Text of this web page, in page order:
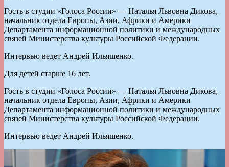
Гость в студии «Голоса России» — Наталья Львовна Дикова,
начальник отдела Европы, Азии, Африки и Америки
Департамента информационной политики и международных
связей Министерства культуры Российской Федерации.
Интервью ведет Андрей Ильяшенко.
Для детей старше 16 лет.
Гость в студии «Голоса России» — Наталья Львовна Дикова,
начальник отдела Европы, Азии, Африки и Америки
Департамента информационной политики и международных
связей Министерства культуры Российской Федерации.
Интервью ведет Андрей Ильяшенко.